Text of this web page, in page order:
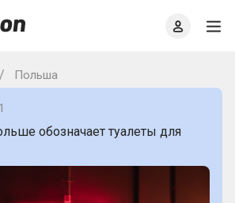
Польша
обозначает туалеты для